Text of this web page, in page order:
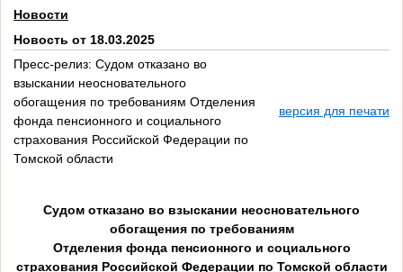
Новости
Новость от 18.03.2025
Пресс-релиз: Судом отказано во
взыскании неосновательного
обогащения по требованиям Отделения
фонда пенсионного и социального
страхования Российской Федерации по
Томской области
версия для печати
Судом отказано во взыскании неосновательного
обогащения по требованиям
Отделения фонда пенсионного и социального
страхования Российской Федерации по Томской области